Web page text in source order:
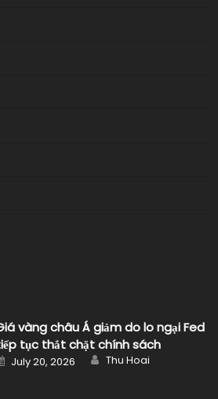
vàng châu Á giảm do lo ngại Fed
tục thắt chặt chính sách
Posted
on
July 20, 2026 Author
Thu Hoai